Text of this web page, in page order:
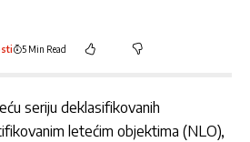
5 Min Read
seriju deklasifikovanih
letećim objektima (NLO),